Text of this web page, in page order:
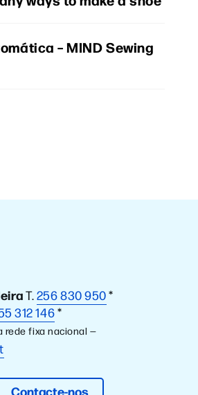
– MIND Sewing
T.256 830 950*
312 146*
rede fixa nacional —
Contacte-nos